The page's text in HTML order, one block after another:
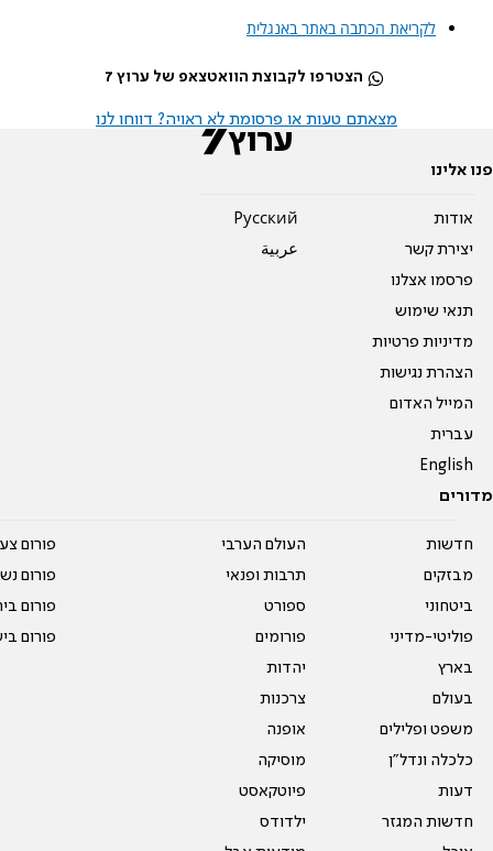
לקריאת הכתבה באתר באנגלית
הצטרפו לקבוצת הוואטצאפ של ערוץ 7
מצאתם טעות או פרסומת לא ראויה? דווחו לנו
פנו אלינו
אודות
יצירת קשר
פרסמו אצלנו
תנאי שימוש
מדיניות פרטיות
הצהרת נגישות
המייל האדום
עברית
English
Pусский
عربية
מדורים
חדשות
מבזקים
ביטחוני
פוליטי-מדיני
בארץ
בעולם
משפט ופלילים
כלכלה ונדל"ן
דעות
חדשות המגזר
העולם הערבי
תרבות ופנאי
ספורט
פורומים
יהדות
צרכנות
אופנה
מוסיקה
פיוטקאסט
ילדודס
פורום
פורום
פורום
פורום